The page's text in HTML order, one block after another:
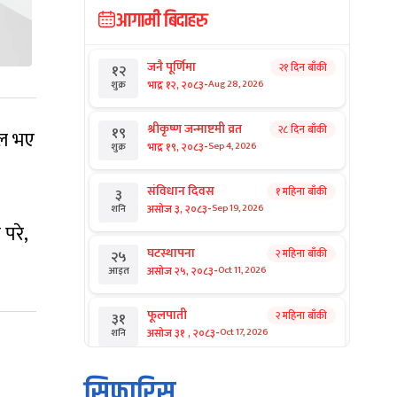
भए
आगामी बिदाहरु
१२
शुक्र
जनै पूर्णिमा
भाद्र १२, २०८३-Aug 28, 2026
२१ दिन बाँकी
१९
शुक्र
श्रीकृष्ण जन्माष्टमी व्रत
भाद्र १९, २०८३-Sep 4, 2026
२८ दिन बाँकी
३
शनि
संविधान दिवस
असोज ३, २०८३-Sep 19, 2026
१ महिना बाँकी
२५
आइत
घटस्थापना
असोज २५, २०८३-Oct 11, 2026
२ महिना बाँकी
३१
शनि
फूलपाती
असोज ३१ , २०८३-Oct 17, 2026
२ महिना बाँकी
१ कार्तिक सङ्क्रान्ति